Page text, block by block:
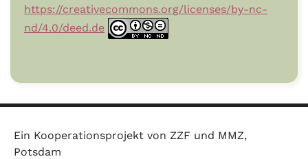
https://creativecommons.org/licenses/by-nc-
nd/4.0/deed.de
Ein Kooperationsprojekt von ZZF und MMZ,
Potsdam